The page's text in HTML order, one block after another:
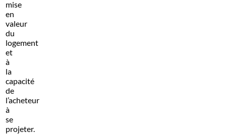
mise
en
valeur
du
logement
et
à
la
capacité
de
l’acheteur
à
se
projeter.